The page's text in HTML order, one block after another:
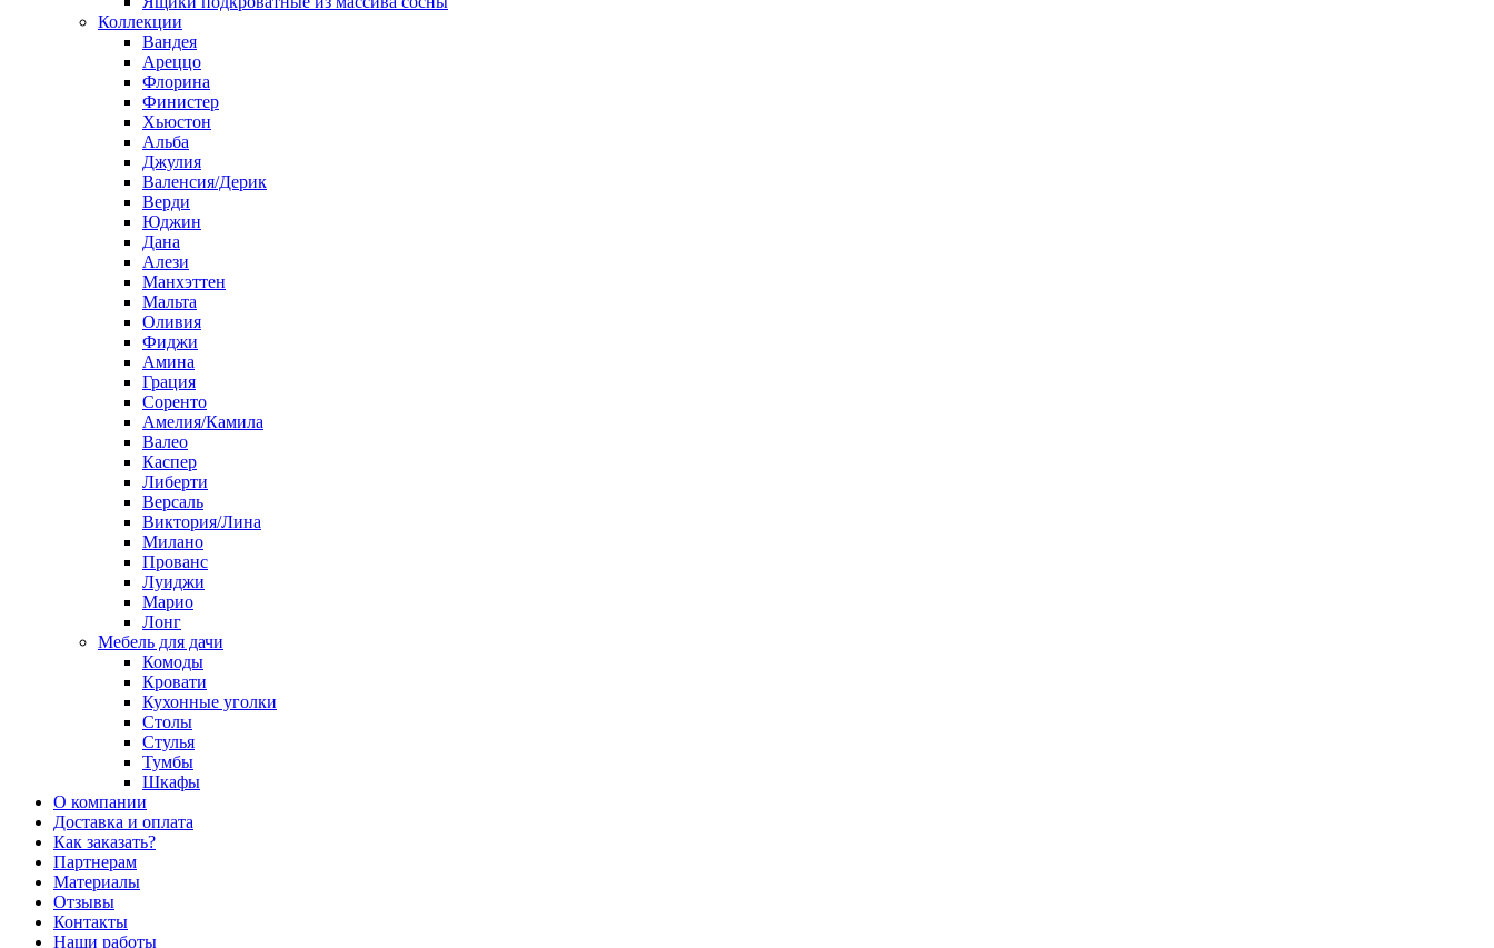
Коллекции
Вандея
Ареццо
Флорина
Финистер
Хьюстон
Альба
Джулия
Валенсия/Дерик
Верди
Юджин
Дана
Алези
Манхэттен
Мальта
Оливия
Фиджи
Амина
Грация
Соренто
Амелия/Камила
Валео
Каспер
Либерти
Версаль
Виктория/Лина
Милано
Прованс
Луиджи
Марио
Лонг
Мебель для дачи
Комоды
Кровати
Кухонные уголки
Столы
Стулья
Тумбы
Шкафы
О компании
Доставка и оплата
Как заказать?
Партнерам
Материалы
Отзывы
Контакты
Наши работы